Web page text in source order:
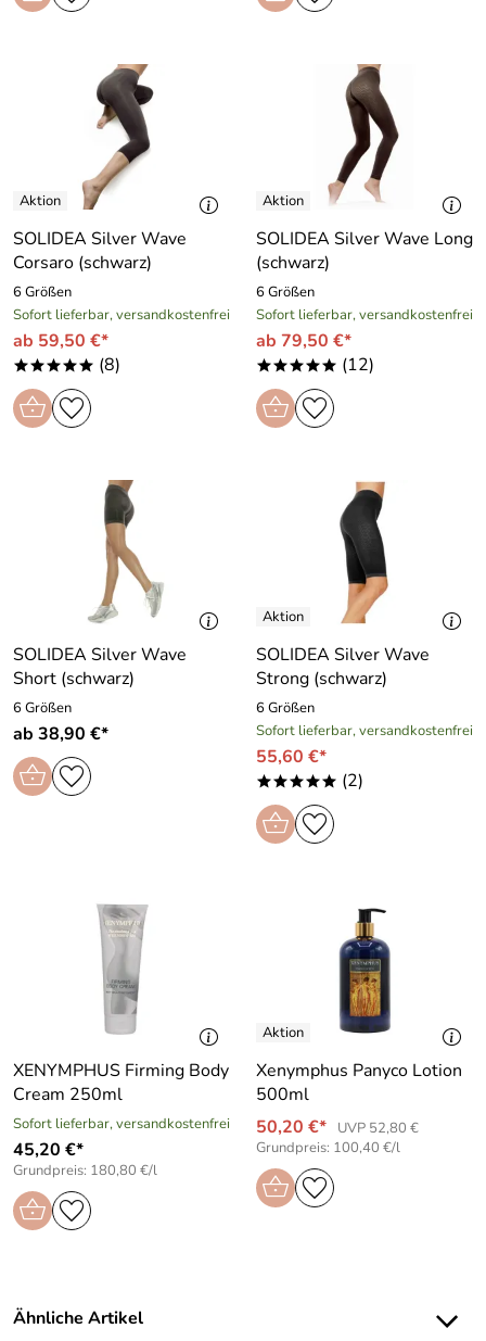
SOLIDEA Silver Wave
Corsaro (schwarz)
6 Größen
Sofort lieferbar, versandkostenfrei
ab 59,50 €*
***** (8)
SOLIDEA Silver Wave Long
(schwarz)
6 Größen
Sofort lieferbar, versandkostenfrei
ab 79,50 €*
***** (12)
SOLIDEA Silver Wave
Short (schwarz)
6 Größen
ab 38,90 €*
SOLIDEA Silver Wave
Strong (schwarz)
6 Größen
Sofort lieferbar, versandkostenfrei
55,60 €*
***** (2)
XENYMPHUS Firming Body
Cream 250ml
Sofort lieferbar, versandkostenfrei
45,20 €*
Grundpreis: 180,80 €/l
Xenymphus Panyco Lotion
500ml
50,20 €*
UVP 52,80 €
Grundpreis: 100,40 €/l
Ähnliche Artikel